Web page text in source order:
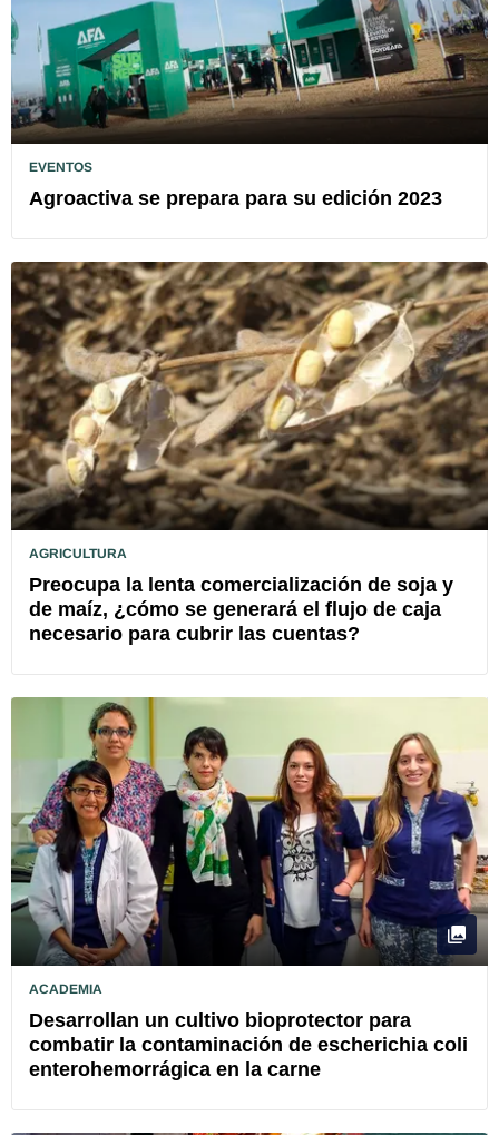
EVENTOS
Agroactiva se prepara para su edición 2023
AGRICULTURA
Preocupa la lenta comercialización de soja y
de maíz, ¿cómo se generará el flujo de caja
necesario para cubrir las cuentas?
ACADEMIA
Desarrollan un cultivo bioprotector para
combatir la contaminación de escherichia coli
enterohemorrágica en la carne